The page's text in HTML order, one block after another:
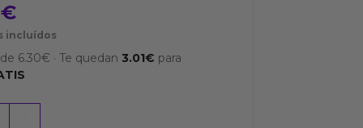
€
incluídos
6.30€ ·Te quedan 3.01€ para